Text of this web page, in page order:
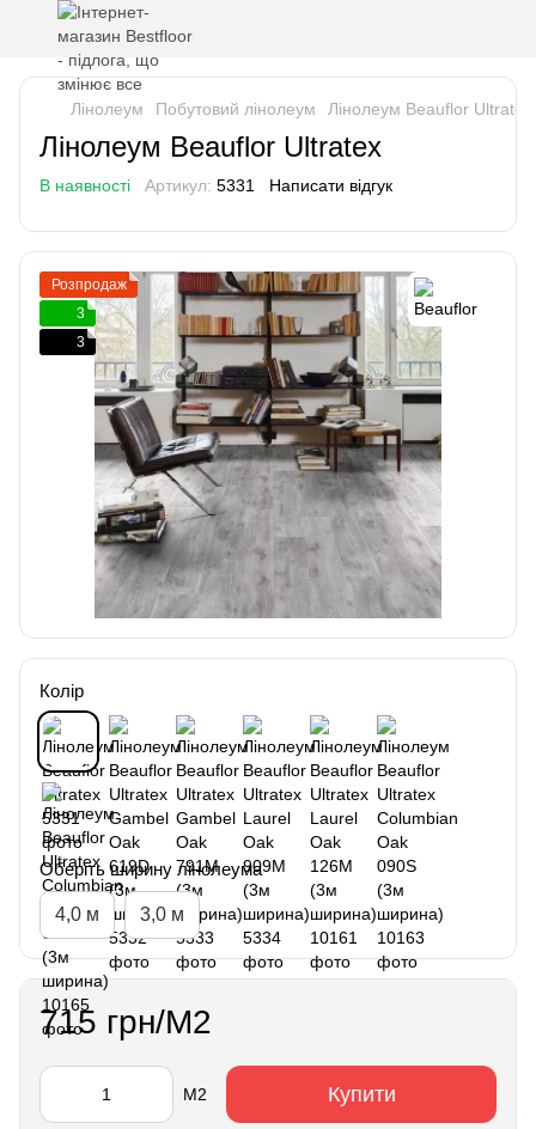
Лінолеум Побутовий лінолеум Лінолеум Beauflor Ultratex
Лінолеум Beauflor Ultratex
В наявності Артикул: 5331 Написати відгук
Розпродаж
3
3
Колір
Оберіть ширину лінолеума
4,0 м 3,0 м
715 грн/М2
М2 Купити